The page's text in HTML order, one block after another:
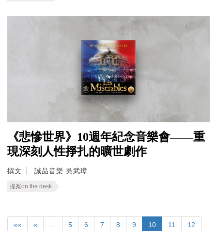
《悲慘世界》10週年紀念音樂會——重
現深刻人性掙扎的曠世劇作
撰文 誠品音樂 吳武璋
提案on the desk
«« « 5 6 7 8 9 10 11 12